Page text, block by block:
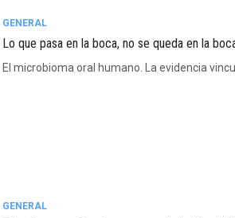
GENERAL
Lo que pasa en la boca, no se queda en la
El microbioma oral humano. La evidencia
GENERAL